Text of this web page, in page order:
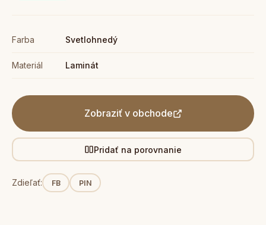
Farba Svetlohnedý
Materiál Laminát
Zobraziť v obchode
Pridať na porovnanie
Zdieľať: FB PIN